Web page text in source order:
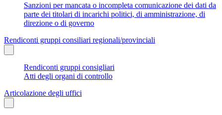
Sanzioni per mancata o incompleta comunicazione dei dati da
parte dei titolari di incarichi politici, di amministrazione, di
direzione o di governo
Rendiconti gruppi consiliari regionali/provinciali
Rendiconti gruppi consigliari
Atti degli organi di controllo
Articolazione degli uffici